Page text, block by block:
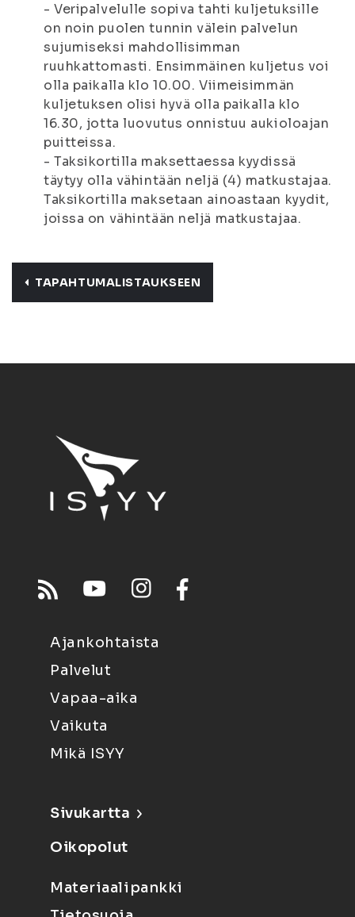
- Veripalvelulle sopiva tahti kuljetuksille
on noin puolen tunnin välein palvelun
sujumiseksi mahdollisimman
ruuhkattomasti. Ensimmäinen kuljetus voi
olla paikalla klo 10.00. Viimeisimmän
kuljetuksen olisi hyvä olla paikalla klo
16.30, jotta luovutus onnistuu aukioloajan
puitteissa.
- Taksikortilla maksettaessa kyydissä
täytyy olla vähintään neljä (4) matkustajaa.
Taksikortilla maksetaan ainoastaan kyydit,
joissa on vähintään neljä matkustajaa.
TAPAHTUMALISTAUKSEEN
Ajankohtaista
Palvelut
Vapaa-aika
Vaikuta
Mikä ISYY
Sivukartta
Oikopolut
Materiaalipankki